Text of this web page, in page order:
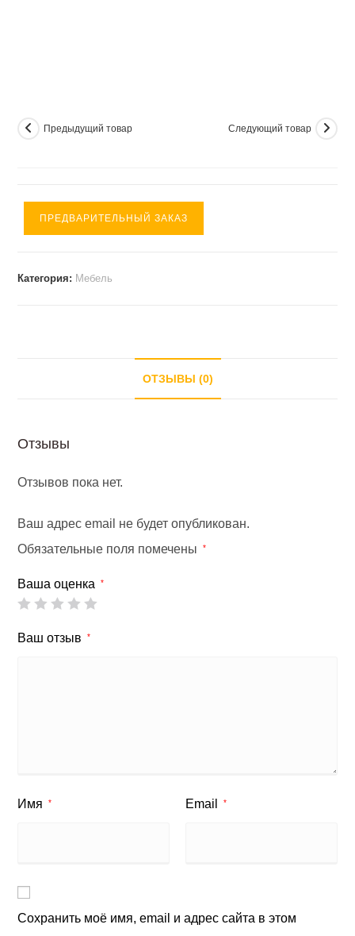
Предыдущий товар Следующий товар
ПРЕДВАРИТЕЛЬНЫЙ ЗАКАЗ
Категория: Мебель
ОТЗЫВЫ (0)
Отзывы
Отзывов пока нет.
Ваш адрес email не будет опубликован.
Обязательные поля помечены
*
Ваша оценка *
Ваш отзыв *
Имя * Email *
Сохранить моё имя, email и адрес сайта в этом